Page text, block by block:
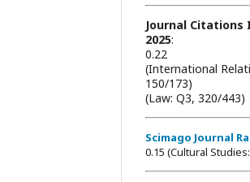
Journal Citations
2025:
0.22
(International
150/173)
(Law: Q3, 320/443)
Scimago Journal
0.15 (Cultural